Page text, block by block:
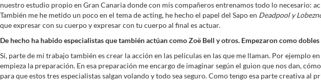
nuestro estudio propio en Gran Canaria donde con mis compañeros entrenamos todo lo necesario:
También me he metido un poco en el tema de acting, he hecho el papel del Sapo en Deadpool y
que expresar con su cuerpo y expresar con tu cuerpo al final es actuar.
De hecho ha habido especialistas que también actúan como Zoë Bell y otros. Empezaron como
Sí, parte de mi trabajo también es crear la acción en las películas en las que me llaman. Por ejemplo en
empieza la preparación. En esa preparación me encargo de imaginar según el guion que nos dan,
para que estos tres especialistas salgan volando y todo sea seguro. Como tengo esa parte creativa